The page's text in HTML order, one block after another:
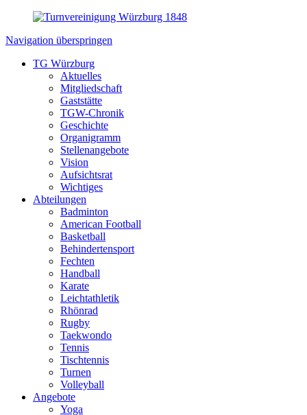
Navigation überspringen
TG Würzburg
Aktuelles
Mitgliedschaft
Gaststätte
TGW-Chronik
Geschichte
Organigramm
Stellenangebote
Vision
Aufsichtsrat
Wichtiges
Abteilungen
Badminton
American Football
Basketball
Behindertensport
Fechten
Handball
Karate
Leichtathletik
Rhönrad
Rugby
Taekwondo
Tennis
Tischtennis
Turnen
Volleyball
Angebote
Yoga